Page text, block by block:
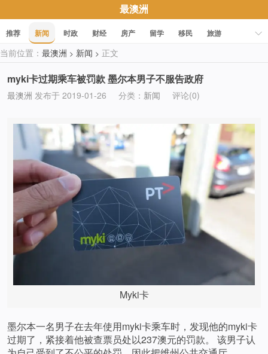
最澳洲
推荐 新闻 时政 财经 房产 留学 移民
旅游
科技
职场 美食 文化
当前位置： 最澳洲 > 新闻 > 正文
myki卡过期乘车被罚款 墨尔本男子不服告政府
最澳洲 发布于 2019-01-26 分类： 新闻 评论(0)
Myki卡
墨尔本一名男子在去年使用myki卡乘车时，发现他的myki卡
过期了，紧接着他被查票员处以237澳元的罚款。 该男子认